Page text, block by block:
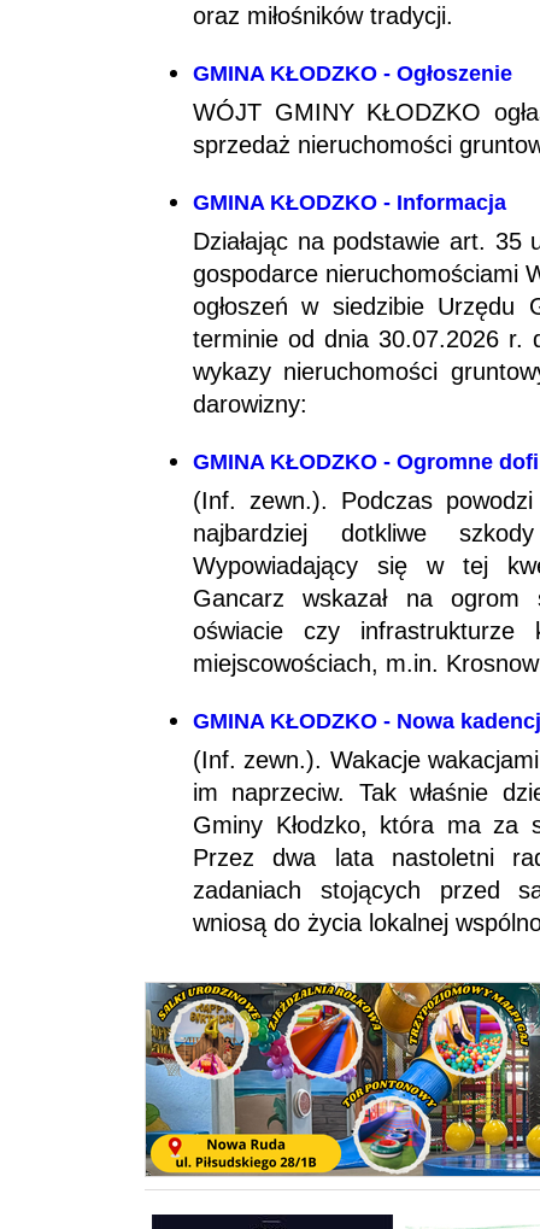
oraz miłośników tradycji.
GMINA KŁODZKO - Ogłoszenie
WÓJT GMINY KŁODZKO
sprzedaż nieruchomości
GMINA KŁODZKO - Informacja
Działając na podstawie art.
gospodarce nieruchomościami
ogłoszeń w siedzibie
terminie od dnia 30.07.2026 r.
wykazy nieruchomości
darowizny:
GMINA KŁODZKO - Ogromne
(Inf. zewn.). Podczas
najbardziej dotkliwe
Wypowiadający się w tej
Gancarz wskazał na ogrom
oświacie czy infrastrukturze
miejscowościach, m.in.
GMINA KŁODZKO - Nowa
(Inf. zewn.). Wakacje
im naprzeciw. Tak właśnie
Gminy Kłodzko, która ma za
Przez dwa lata nastoletni
zadaniach stojących przed
wniosą do życia lokalnej